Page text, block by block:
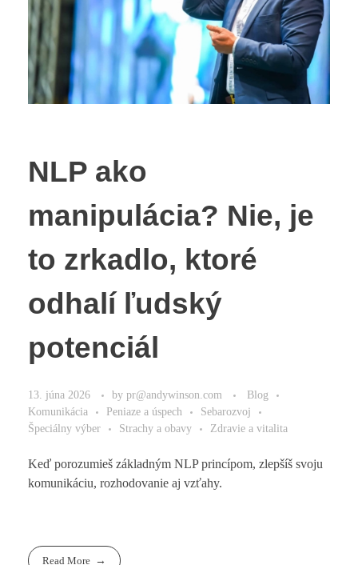
NLP ako
manipulácia? Nie, je
to zrkadlo, ktoré
odhalí ľudský
potenciál
13. júna 2026 by pr@andywinson.com
Blog
Komunikácia
Peniaze a úspech
Sebarozvoj
Špeciálny výber
Strachy a obavy Zdravie a vitalita
Keď porozumieš základným NLP princípom, zlepšíš svoju
komunikáciu, rozhodovanie aj vzťahy.
Read More